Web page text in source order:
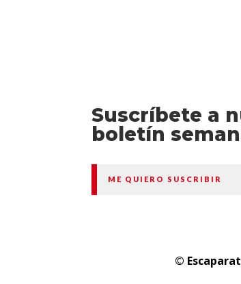
Suscríbete a
boletín
ME QUIERO SUSCRIBIR
©